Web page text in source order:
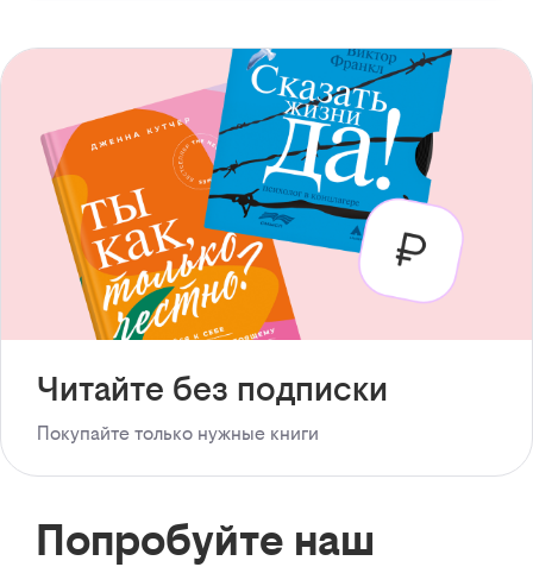
Читайте без подписки
Покупайте только нужные книги
Попробуйте наш